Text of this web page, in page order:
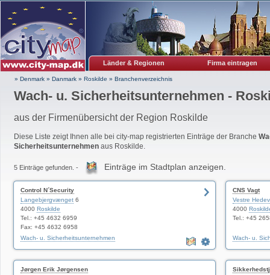
Länder & Regionen Firma eintragen
» Denmark » Danmark » Roskilde » Branchenverzeichnis
Wach- u. Sicherheitsunternehmen -
aus der Firmenübersicht der Region Roskilde
Diese Liste zeigt Ihnen alle bei city-map registrierten Einträge der Branche
Sicherheitsunternehmen aus Roskilde.
5 Einträge gefunden. - Einträge im Stadtplan anzeigen.
Control N´Security
Langebjergvænget 6
4000 Roskilde
Tel.: +45 4632 6959
Fax: +45 4632 6958
Wach- u. Sicherheitsunternehmen
CNS Vagt
Vestre
4000
Tel.: +45
Wach- u.
Jørgen Erik Jørgensen